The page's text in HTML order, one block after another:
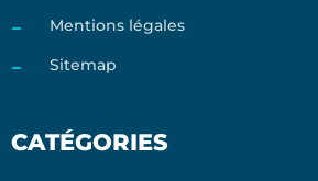
Mentions légales
Sitemap
CATÉGORIES